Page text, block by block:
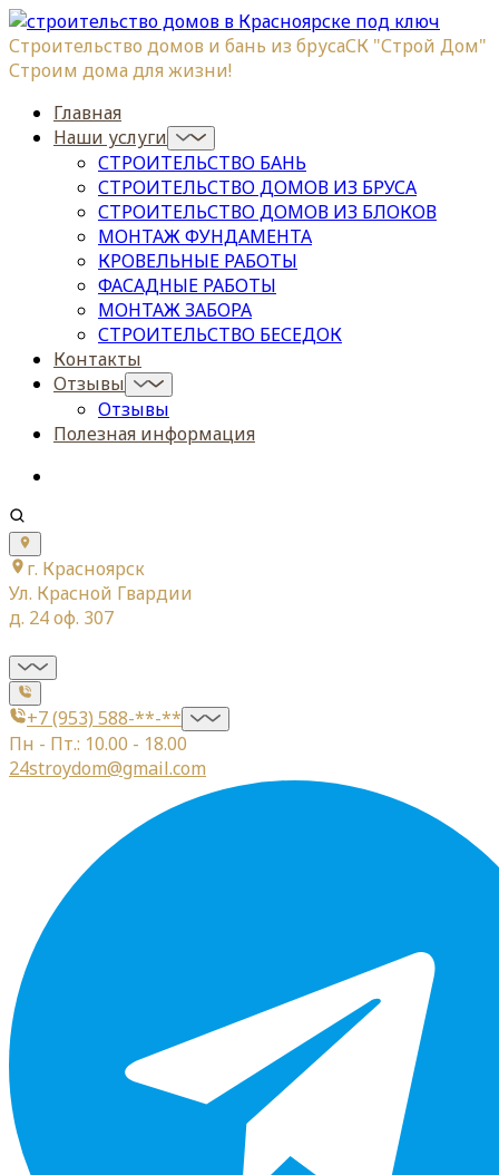
Строительство домов и бань из брусаСК "Строй Дом"
Строим дома для жизни!
Главная
Наши услуги
СТРОИТЕЛЬСТВО БАНЬ
СТРОИТЕЛЬСТВО ДОМОВ ИЗ БРУСА
СТРОИТЕЛЬСТВО ДОМОВ ИЗ БЛОКОВ
МОНТАЖ ФУНДАМЕНТА
КРОВЕЛЬНЫЕ РАБОТЫ
ФАСАДНЫЕ РАБОТЫ
МОНТАЖ ЗАБОРА
СТРОИТЕЛЬСТВО БЕСЕДОК
Контакты
Отзывы
Отзывы
Полезная информация
г. Красноярск
Ул. Красной Гвардии
д. 24 оф. 307
+7 (953) 588-**-**
Пн - Пт.: 10.00 - 18.00
24stroydom@gmail.com